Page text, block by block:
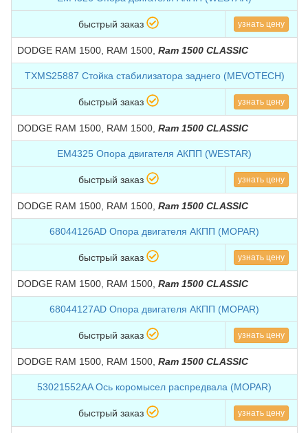
быстрый заказ узнать цену
DODGE RAM 1500, RAM 1500, Ram 1500 CLASSIC
TXMS25887 Стойка стабилизатора заднего (MEVOTECH)
быстрый заказ узнать цену
DODGE RAM 1500, RAM 1500, Ram 1500 CLASSIC
EM4325 Опора двигателя АКПП (WESTAR)
быстрый заказ узнать цену
DODGE RAM 1500, RAM 1500, Ram 1500 CLASSIC
68044126AD Опора двигателя АКПП (MOPAR)
быстрый заказ узнать цену
DODGE RAM 1500, RAM 1500, Ram 1500 CLASSIC
68044127AD Опора двигателя АКПП (MOPAR)
быстрый заказ узнать цену
DODGE RAM 1500, RAM 1500, Ram 1500 CLASSIC
53021552AA Ось коромысел распредвала (MOPAR)
быстрый заказ узнать цену